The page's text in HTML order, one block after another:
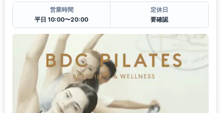
営業時間
平日 10:00〜20:00
定休日
要確認